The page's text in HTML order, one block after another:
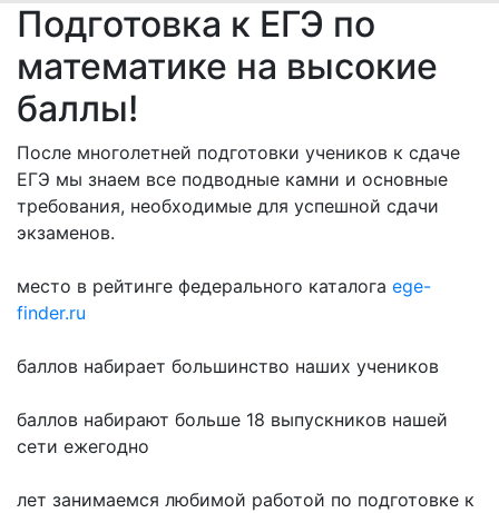
Подготовка к ЕГЭ по
математике на высокие
баллы!
После многолетней подготовки учеников к сдаче
ЕГЭ мы знаем все подводные камни и основные
требования, необходимые для успешной сдачи
экзаменов.
место в рейтинге федерального каталога ege-
finder.ru
баллов набирает большинство наших учеников
баллов набирают больше 18 выпускников нашей
сети ежегодно
лет занимаемся любимой работой по подготовке к